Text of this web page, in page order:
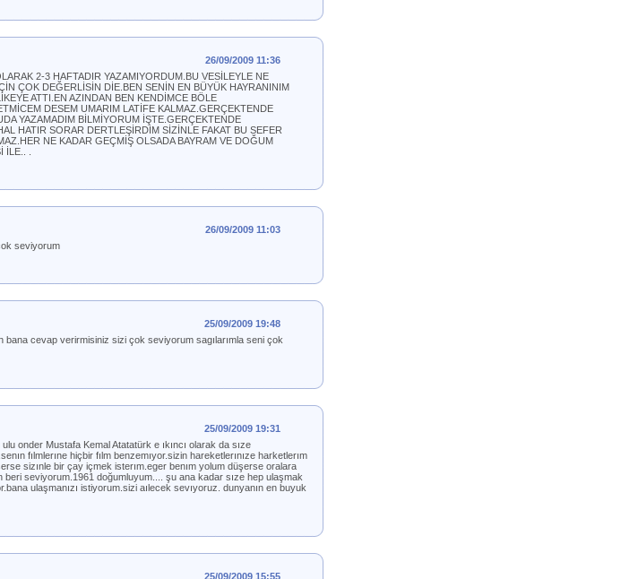
26/09/2009 11:36
2-3 HAFTADIR YAZAMIYORDUM.BU VESİLEYLE NE
ÇOK DEĞERLİSİN DİE.BEN SENİN EN BÜYÜK HAYRANINIM
ATTI.EN AZINDAN BEN KENDİMCE BÖLE
DESEM UMARIM LATİFE KALMAZ.GERÇEKTENDE
YAZAMADIM BİLMİYORUM İŞTE.GERÇEKTENDE
HATIR SORAR DERTLEŞİRDİM SİZİNLE FAKAT BU SEFER
NE KADAR GEÇMİŞ OLSADA BAYRAM VE DOĞUM
İLE.. .
26/09/2009 11:03
seviyorum
25/09/2009 19:48
cevap verirmisiniz sizi çok seviyorum sagılarımla seni çok
25/09/2009 19:31
onder Mustafa Kemal Atatatürk e ıkıncı olarak da sıze
fılmlerıne hiçbir fılm benzemıyor.sizin hareketlerınıze harketlerım
sizınle bir çay içmek isterım.eger benım yolum düşerse oralara
beri seviyorum.1961 doğumluyum.... şu ana kadar sıze hep ulaşmak
ulaşmanızı istiyorum.sizi aılecek sevıyoruz. dunyanın en buyuk
25/09/2009 15:55